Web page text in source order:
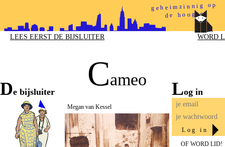
geheimzinnig op
de hoogte
LEES EERST DE BIJSLUITER WORD
De bijsluiter Cameo
Megan van Kessel
log in
log in
OF WORD LID!